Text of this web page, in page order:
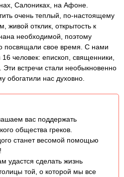
Салониках, на Афоне.
очень теплый, по-настоящему
живой отклик, открытость к
необходимой, поэтому
посвящали свое время. С нами
человек: епископ, священники,
встречи стали необыкновенно
обогатили нас духовно.
вас поддержать
общества греков.
станет весомой помощью
удастся сделать жизнь
той, о которой мы все